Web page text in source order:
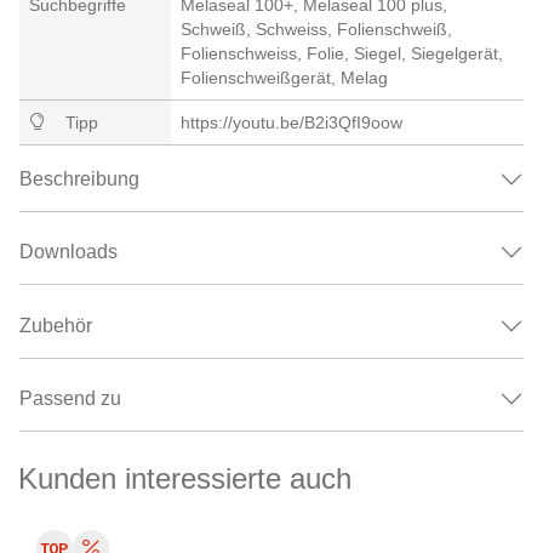
Suchbegriffe
Melaseal 100+, Melaseal 100 plus,
Schweiß, Schweiss, Folienschweiß,
Folienschweiss, Folie, Siegel, Siegelgerät,
Folienschweißgerät, Melag
Tipp https://youtu.be/B2i3QfI9oow
Beschreibung
Downloads
Zubehör
Passend zu
Kunden interessierte auch